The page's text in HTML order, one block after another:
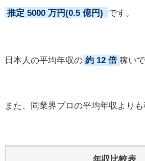
推定 5000 万円(0.5 億円) です。
日本人の平均年収の 約 12 倍 稼い
また、同業界プロの平均年収よりも
年収比較表